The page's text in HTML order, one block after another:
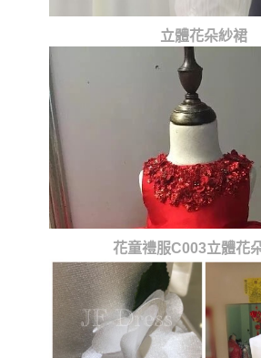
立體花朵紗裙
花童禮服C003立體花